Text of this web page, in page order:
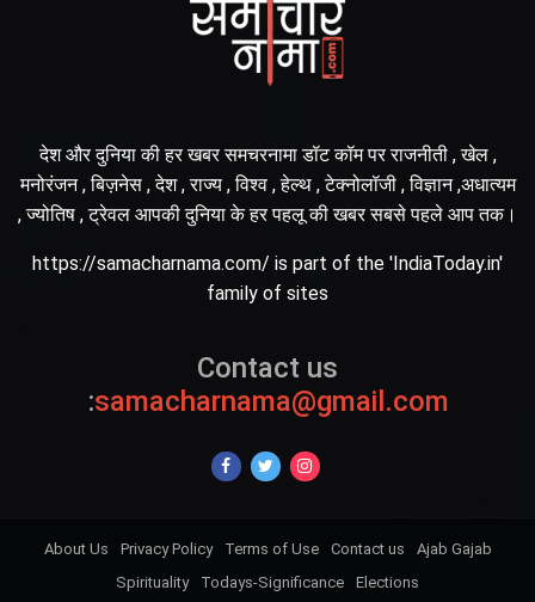
देश और दुनिया की हर खबर समचरनामा डॉट कॉम पर राजनीती , खेल ,
मनोरंजन , बिज़नेस , देश , राज्य , विश्व , हेल्थ , टेक्नोलॉजी , विज्ञान ,अधात्यम
, ज्योतिष , ट्रेवल आपकी दुनिया के हर पहलू की खबर सबसे पहले आप तक।
https://samacharnama.com/ is part of the 'IndiaToday.in'
family of sites
Contact us
:samacharnama@gmail.com
About Us Privacy Policy Terms of Use Contact us
Ajab Gajab
Spirituality
Todays-Significance Elections